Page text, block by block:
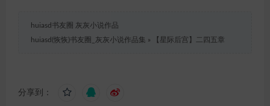
huiasd书友圈 灰灰小说作品
huiasd(恢恢)书友圈_灰灰小说作品集 » 【星际后宫】二四五章
分享到：